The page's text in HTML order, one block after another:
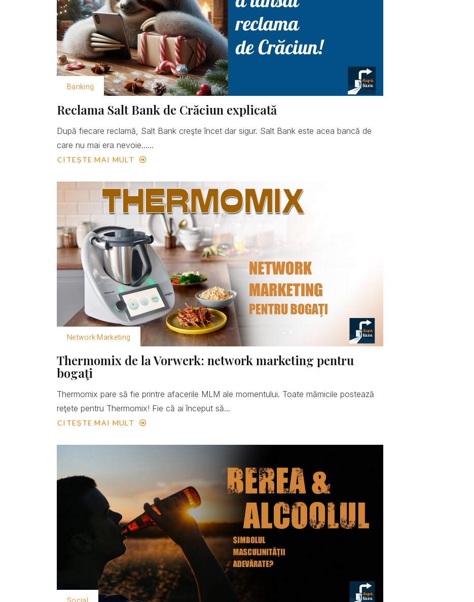
Banking
Reclama Salt Bank de Crăciun explicată
După fiecare reclamă, Salt Bank creşte încet dar sigur. Salt Bank este acea bancă de
care nu mai era nevoie......
CITEȘTE MAI MULT
Network Marketing
Thermomix de la Vorwerk: network marketing pentru
bogaţi
Thermomix pare să fie printre afacerile MLM ale momentului. Toate mămicile postează
reţete pentru Thermomix! Fie că ai început să...
CITEȘTE MAI MULT